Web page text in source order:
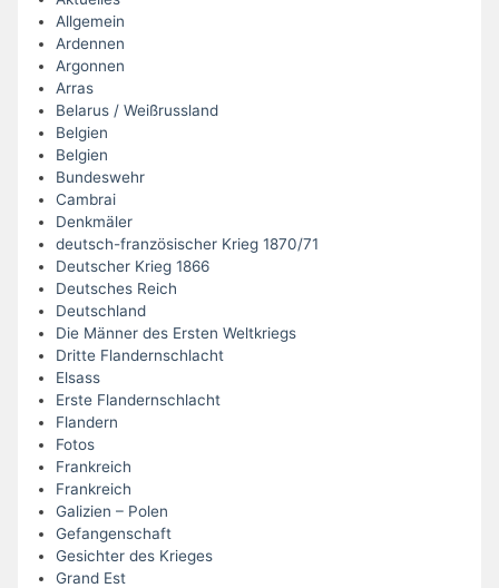
Allgemein
Ardennen
Argonnen
Arras
Belarus / Weißrussland
Belgien
Belgien
Bundeswehr
Cambrai
Denkmäler
deutsch-französischer Krieg 1870/71
Deutscher Krieg 1866
Deutsches Reich
Deutschland
Die Männer des Ersten Weltkriegs
Dritte Flandernschlacht
Elsass
Erste Flandernschlacht
Flandern
Fotos
Frankreich
Frankreich
Galizien – Polen
Gefangenschaft
Gesichter des Krieges
Grand Est